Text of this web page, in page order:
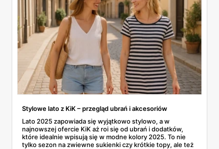
zrobimy pełen przegląd tego, co sieć przygotowała na
nadchodzące, chłodniejsze miesiące. Prześwietlimy
modowe propozycje dla całej rodziny i sprawdzimy, jakimi
drobiazgami można wyczarować jesienny klimat we
wnętrzach.
Stylowe lato z KiK – przegląd ubrań i akcesoriów
Lato 2025 zapowiada się wyjątkowo stylowo, a w
najnowszej ofercie KiK aż roi się od ubrań i dodatków,
które idealnie wpisują się w modne kolory 2025. To nie
tylko sezon na zwiewne sukienki czy krótkie topy, ale też